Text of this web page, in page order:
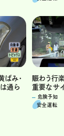
ばみ・
通ら
賑わう行
重要なサ
危険予知
安全運転